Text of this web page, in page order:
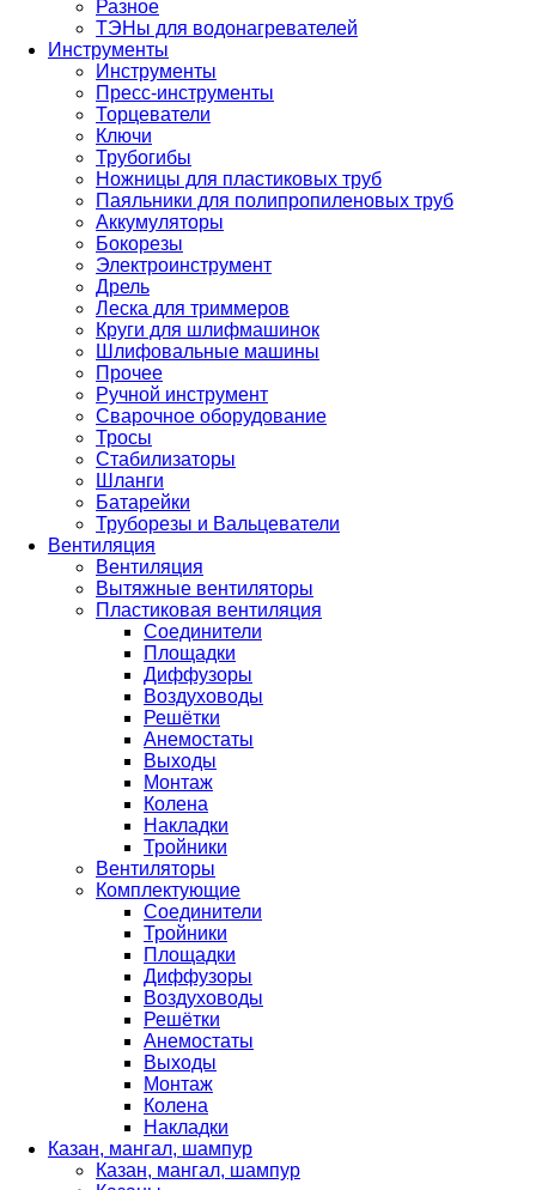
Разное
ТЭНы для водонагревателей
Инструменты
Инструменты
Пресс-инструменты
Торцеватели
Ключи
Трубогибы
Ножницы для пластиковых труб
Паяльники для полипропиленовых труб
Аккумуляторы
Бокорезы
Электроинструмент
Дрель
Леска для триммеров
Круги для шлифмашинок
Шлифовальные машины
Прочее
Ручной инструмент
Сварочное оборудование
Тросы
Стабилизаторы
Шланги
Батарейки
Труборезы и Вальцеватели
Вентиляция
Вентиляция
Вытяжные вентиляторы
Пластиковая вентиляция
Соединители
Площадки
Диффузоры
Воздуховоды
Решётки
Анемостаты
Выходы
Монтаж
Колена
Накладки
Тройники
Вентиляторы
Комплектующие
Соединители
Тройники
Площадки
Диффузоры
Воздуховоды
Решётки
Анемостаты
Выходы
Монтаж
Колена
Накладки
Казан, мангал, шампур
Казан, мангал, шампур